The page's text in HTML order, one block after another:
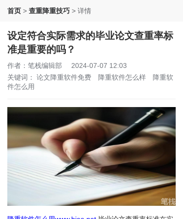
首页 > 查重降重技巧 > 详情
设定符合实际需求的毕业论文查重率标
准是重要的吗？
作者：笔栈编辑部
2024-07-07 12:03
关键词： 论文降重软件免费 降重软件怎么样
降重软
件怎么用